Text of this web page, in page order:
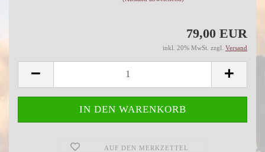
79,00 EUR
inkl. 20% MwSt. zzgl. Versand
AUF DEN MERKZETTEL